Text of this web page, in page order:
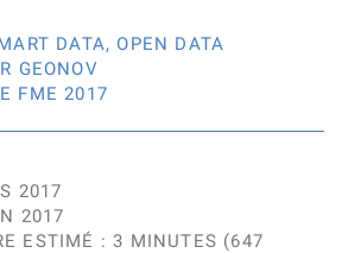
DATA, OPEN DATA
GEONOV
FME 2017
2017
2017
ESTIMÉ : 3 MINUTES (647